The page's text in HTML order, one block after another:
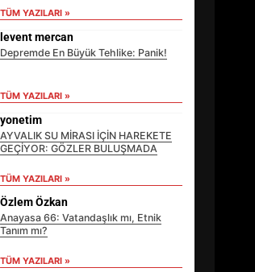
TÜM YAZILARI »
levent mercan
Depremde En Büyük Tehlike: Panik!
TÜM YAZILARI »
yonetim
AYVALIK SU MİRASI İÇİN HAREKETE
GEÇİYOR: GÖZLER BULUŞMADA
TÜM YAZILARI »
Özlem Özkan
Anayasa 66: Vatandaşlık mı, Etnik
Tanım mı?
TÜM YAZILARI »
EİB’DE KRİTİK ATAMA:
SÜRDÜRÜLEBİLİRLİKTE NE
DEĞİŞECEK?